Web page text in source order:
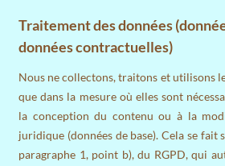
Traitement des données
données contractuelles)
Nous ne collectons, traitons et utilisons
que dans la mesure où elles sont
la conception du contenu ou à la
juridique (données de base). Cela se fait
paragraphe 1, point b), du RGPD, qui